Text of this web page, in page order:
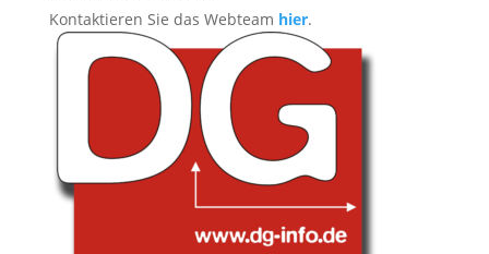
Kontaktieren Sie das Webteam hier.